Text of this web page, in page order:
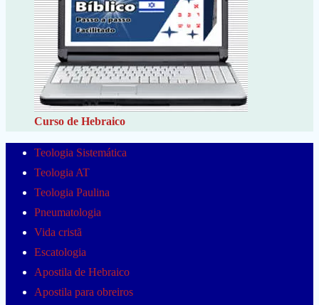
Curso de Hebraico
Teologia Sistemática
Teologia AT
Teologia Paulina
Pneumatologia
Vida cristã
Escatologia
Apostila de Hebraico
Apostila para obreiros